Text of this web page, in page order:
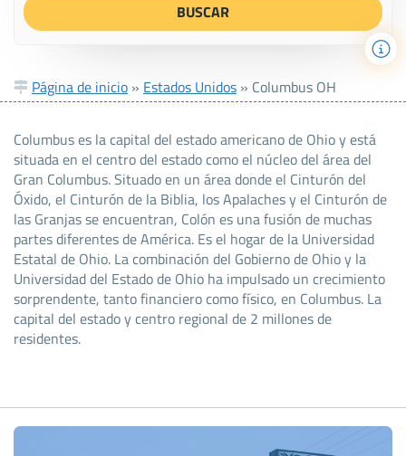
Página de inicio » Estados Unidos » Columbus OH
Columbus es la capital del estado americano de Ohio y está
situada en el centro del estado como el núcleo del área del
Gran Columbus. Situado en un área donde el Cinturón del
Óxido, el Cinturón de la Biblia, los Apalaches y el Cinturón de
las Granjas se encuentran, Colón es una fusión de muchas
partes diferentes de América. Es el hogar de la Universidad
Estatal de Ohio. La combinación del Gobierno de Ohio y la
Universidad del Estado de Ohio ha impulsado un crecimiento
sorprendente, tanto financiero como físico, en Columbus. La
capital del estado y centro regional de 2 millones de
residentes.